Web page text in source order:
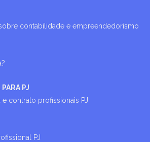
contabilidade e empreendedorismo
PJ
contrato profissionais PJ
PJ